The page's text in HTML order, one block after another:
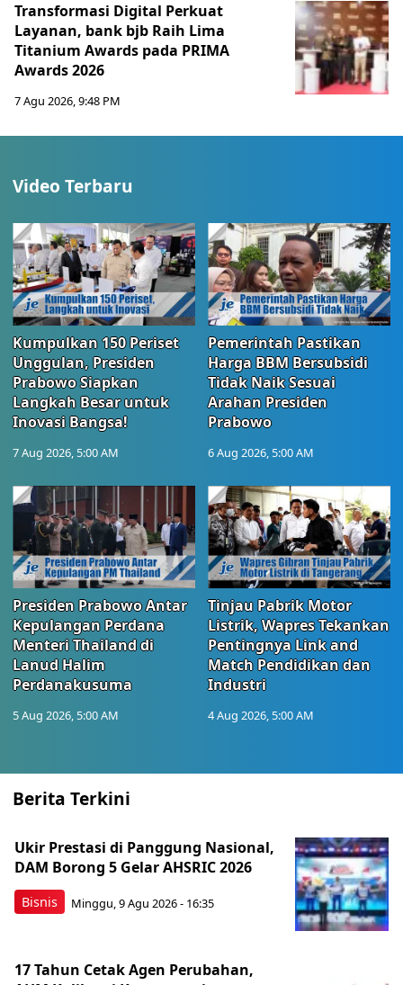
Transformasi Digital Perkuat
Layanan, bank bjb Raih Lima
Titanium Awards pada PRIMA
Awards 2026
7 Agu 2026, 9:48 PM
Video Terbaru
Kumpulkan 150 Periset
Unggulan, Presiden
Prabowo Siapkan
Langkah Besar untuk
Inovasi Bangsa!
7 Aug 2026, 5:00 AM
Pemerintah Pastikan
Harga BBM Bersubsidi
Tidak Naik Sesuai
Arahan Presiden
Prabowo
6 Aug 2026, 5:00 AM
Presiden Prabowo Antar
Kepulangan Perdana
Menteri Thailand di
Lanud Halim
Perdanakusuma
5 Aug 2026, 5:00 AM
Tinjau Pabrik Motor
Listrik, Wapres Tekankan
Pentingnya Link and
Match Pendidikan dan
Industri
4 Aug 2026, 5:00 AM
Berita Terkini
Bisnis
Ukir Prestasi di Panggung Nasional,
DAM Borong 5 Gelar AHSRIC 2026
Minggu, 9 Agu 2026 - 16:35
17 Tahun Cetak Agen Perubahan,